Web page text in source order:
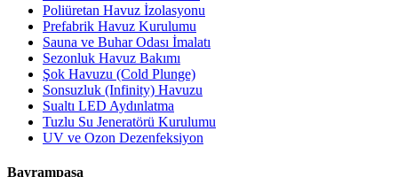
Poliüretan Havuz İzolasyonu
Prefabrik Havuz Kurulumu
Sauna ve Buhar Odası İmalatı
Sezonluk Havuz Bakımı
Şok Havuzu (Cold Plunge)
Sonsuzluk (Infinity) Havuzu
Sualtı LED Aydınlatma
Tuzlu Su Jeneratörü Kurulumu
UV ve Ozon Dezenfeksiyon
Bayrampaşa